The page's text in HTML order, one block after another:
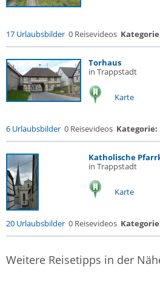
17 Urlaubsbilder 0 Reisevideos
Torhaus
in Trappstadt
Karte
6 Urlaubsbilder 0 Reisevideos Kategorie:
Katholische
in Trappstadt
Karte
20 Urlaubsbilder 0 Reisevideos
Weitere Reisetipps in der